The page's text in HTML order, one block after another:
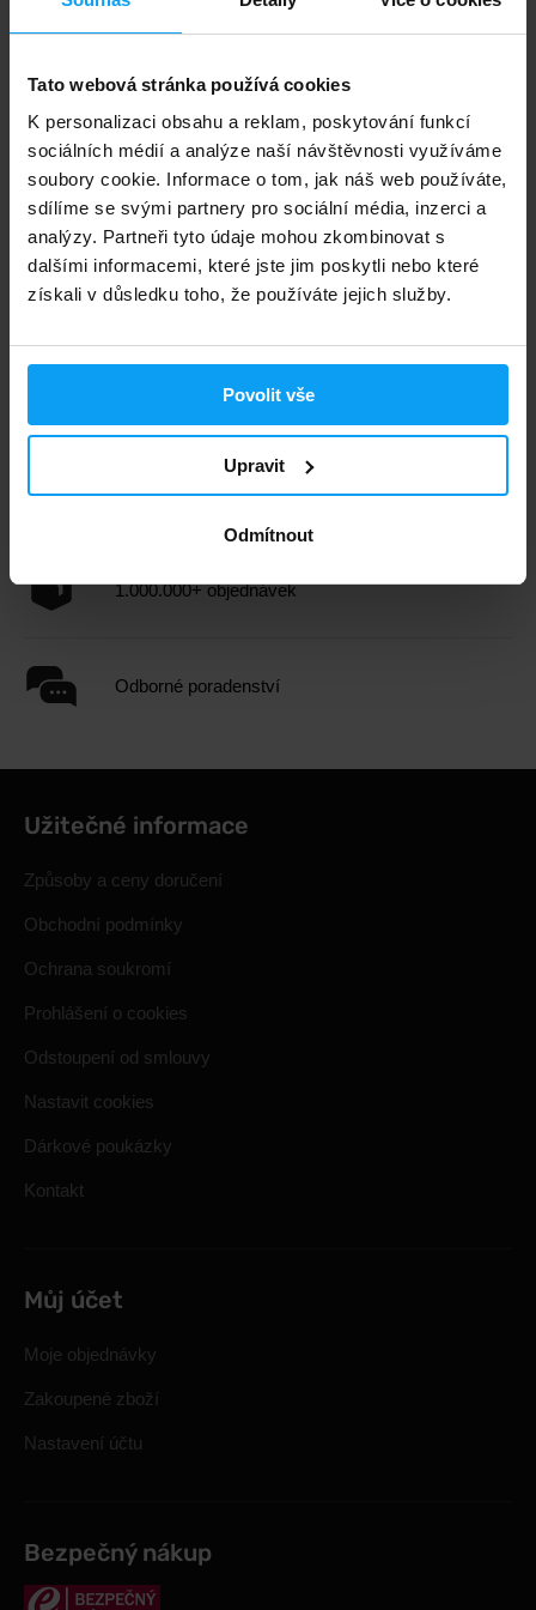
Tato webová stránka používá cookies
K personalizaci obsahu a reklam, poskytování funkcí
sociálních médií a analýze naší návštěvnosti využíváme
soubory cookie. Informace o tom, jak náš web používáte,
sdílíme se svými partnery pro sociální média, inzerci a
analýzy. Partneři tyto údaje mohou zkombinovat s
dalšími informacemi, které jste jim poskytli nebo které
získali v důsledku toho, že používáte jejich služby.
Povolit vše
Upravit
Odmítnout
Scitec Nutrition
Ami-NO Xpress 440 g
723Kč 780 Kč
Scitec Nutrition
AAKG 100 kapslí
448Kč 456Kč
Rychlé doručení
3000+ produktů ihned k odběru
1.000.000+ objednávek
Odborné poradenství
Užitečné informace
Způsoby a ceny doručení
Obchodní podmínky
Ochrana soukromí
Prohlášení o cookies
Odstoupení od smlouvy
Nastavit cookies
Dárkové poukázky
Kontakt
Můj účet
Moje objednávky
Zakoupené zboží
Nastavení účtu
Bezpečný nákup